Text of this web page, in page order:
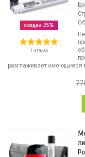
скидка 25%
1 отзыв
разглаживает имеющиеся